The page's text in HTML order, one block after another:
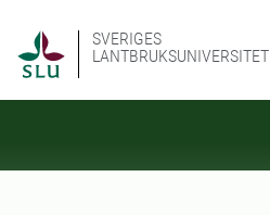
SVERIGES
LANTBRUKSUNIVERSITET